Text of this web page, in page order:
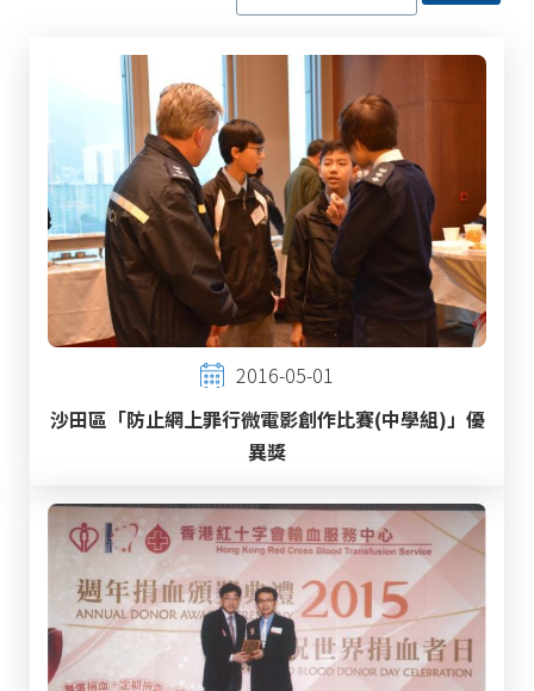
2016-05-01
沙田區「防止網上罪行微電影創作比賽(中學組)」優
異獎